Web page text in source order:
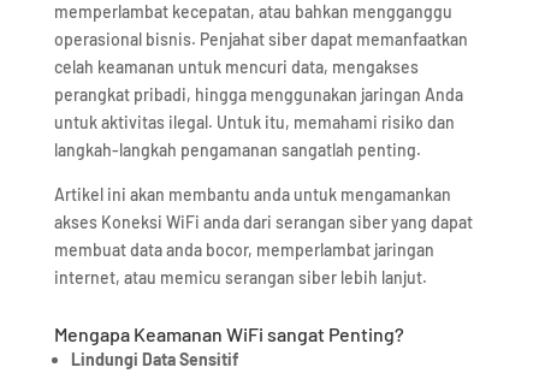
memperlambat kecepatan, atau bahkan mengganggu
operasional bisnis. Penjahat siber dapat memanfaatkan
celah keamanan untuk mencuri data, mengakses
perangkat pribadi, hingga menggunakan jaringan Anda
untuk aktivitas ilegal. Untuk itu, memahami risiko dan
langkah-langkah pengamanan sangatlah penting.
Artikel ini akan membantu anda untuk mengamankan
akses Koneksi WiFi anda dari serangan siber yang dapat
membuat data anda bocor, memperlambat jaringan
internet, atau memicu serangan siber lebih lanjut.
Mengapa Keamanan WiFi sangat Penting?
Lindungi Data Sensitif